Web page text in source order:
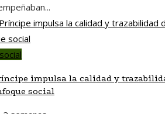
impulsa la calidad y
social